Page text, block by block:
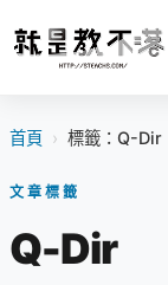
首頁 › 標籤：Q-Dir
文章標籤
Q-Dir